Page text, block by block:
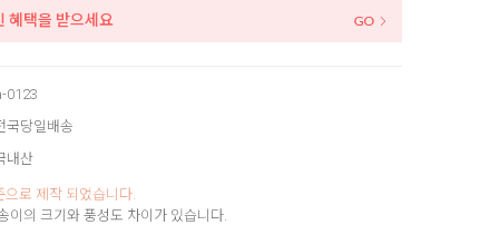
혜택을 받으세요
0123
국당일배송
내산
로 제작 되었습니다.
이의 크기와 풍성도 차이가 있습니다.